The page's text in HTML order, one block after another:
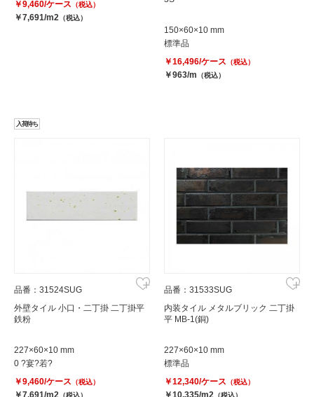
￥9,460/ケース （税込）
￥7,691/m2 （税込）
150×60×10 mm
標準品
￥16,496/ケース （税込）
￥963/m （税込）
入荷待ち
品番：31524SUG
外壁タイル 小口・二丁掛 二丁掛平
鉄粉
227×60×10 mm
0 ?宴?若?
￥9,460/ケース （税込）
￥7,691/m2 （税込）
品番：31533SUG
内装タイル メタルブリック 二丁掛
平 MB-1(銅)
227×60×10 mm
標準品
￥12,340/ケース （税込）
￥10,335/m2 （税込）